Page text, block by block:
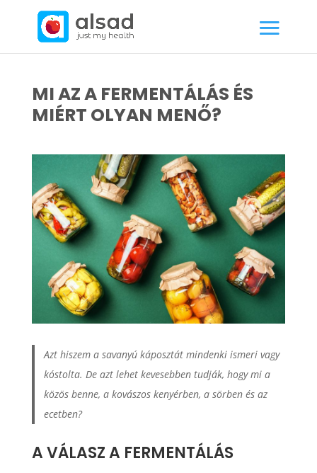
MI AZ A FERMENTÁLÁS ÉS
MIÉRT OLYAN MENŐ?
Azt hiszem a savanyú káposztát mindenki ismeri vagy
kóstolta. De azt lehet kevesebben tudják, hogy mi a
közös benne, a kovászos kenyérben, a sörben és az
ecetben?
A VÁLASZ A FERMENTÁLÁS